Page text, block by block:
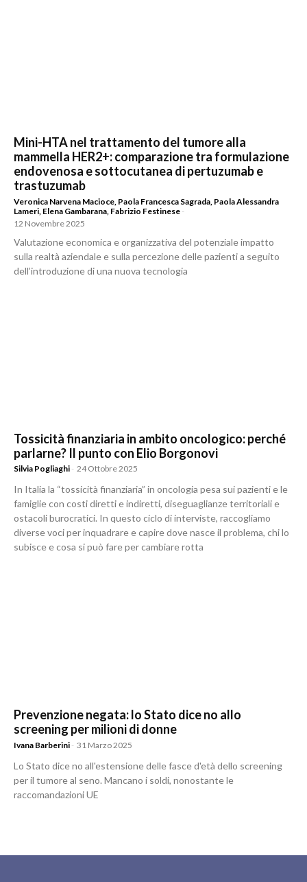
Mini-HTA nel trattamento del tumore alla
mammella HER2+: comparazione tra formulazione
endovenosa e sottocutanea di pertuzumab e
trastuzumab
Veronica Narvena Macioce Paola Francesca Sagrada Paola Alessandra
Lameri Elena Gambarana Fabrizio Festinese -
12 Novembre 2025
Valutazione economica e organizzativa del potenziale impatto
sulla realtà aziendale e sulla percezione delle pazienti a seguito
dell’introduzione di una nuova tecnologia
Tossicità finanziaria in ambito oncologico: perché
parlarne? Il punto con Elio Borgonovi
Silvia Pogliaghi - 24 Ottobre 2025
In Italia la “tossicità finanziaria” in oncologia pesa sui pazienti e le
famiglie con costi diretti e indiretti, diseguaglianze territoriali e
ostacoli burocratici. In questo ciclo di interviste, raccogliamo
diverse voci per inquadrare e capire dove nasce il problema, chi lo
subisce e cosa si può fare per cambiare rotta
Prevenzione negata: lo Stato dice no allo
screening per milioni di donne
Ivana Barberini - 31 Marzo 2025
Lo Stato dice no all'estensione delle fasce d'età dello screening
per il tumore al seno. Mancano i soldi, nonostante le
raccomandazioni UE